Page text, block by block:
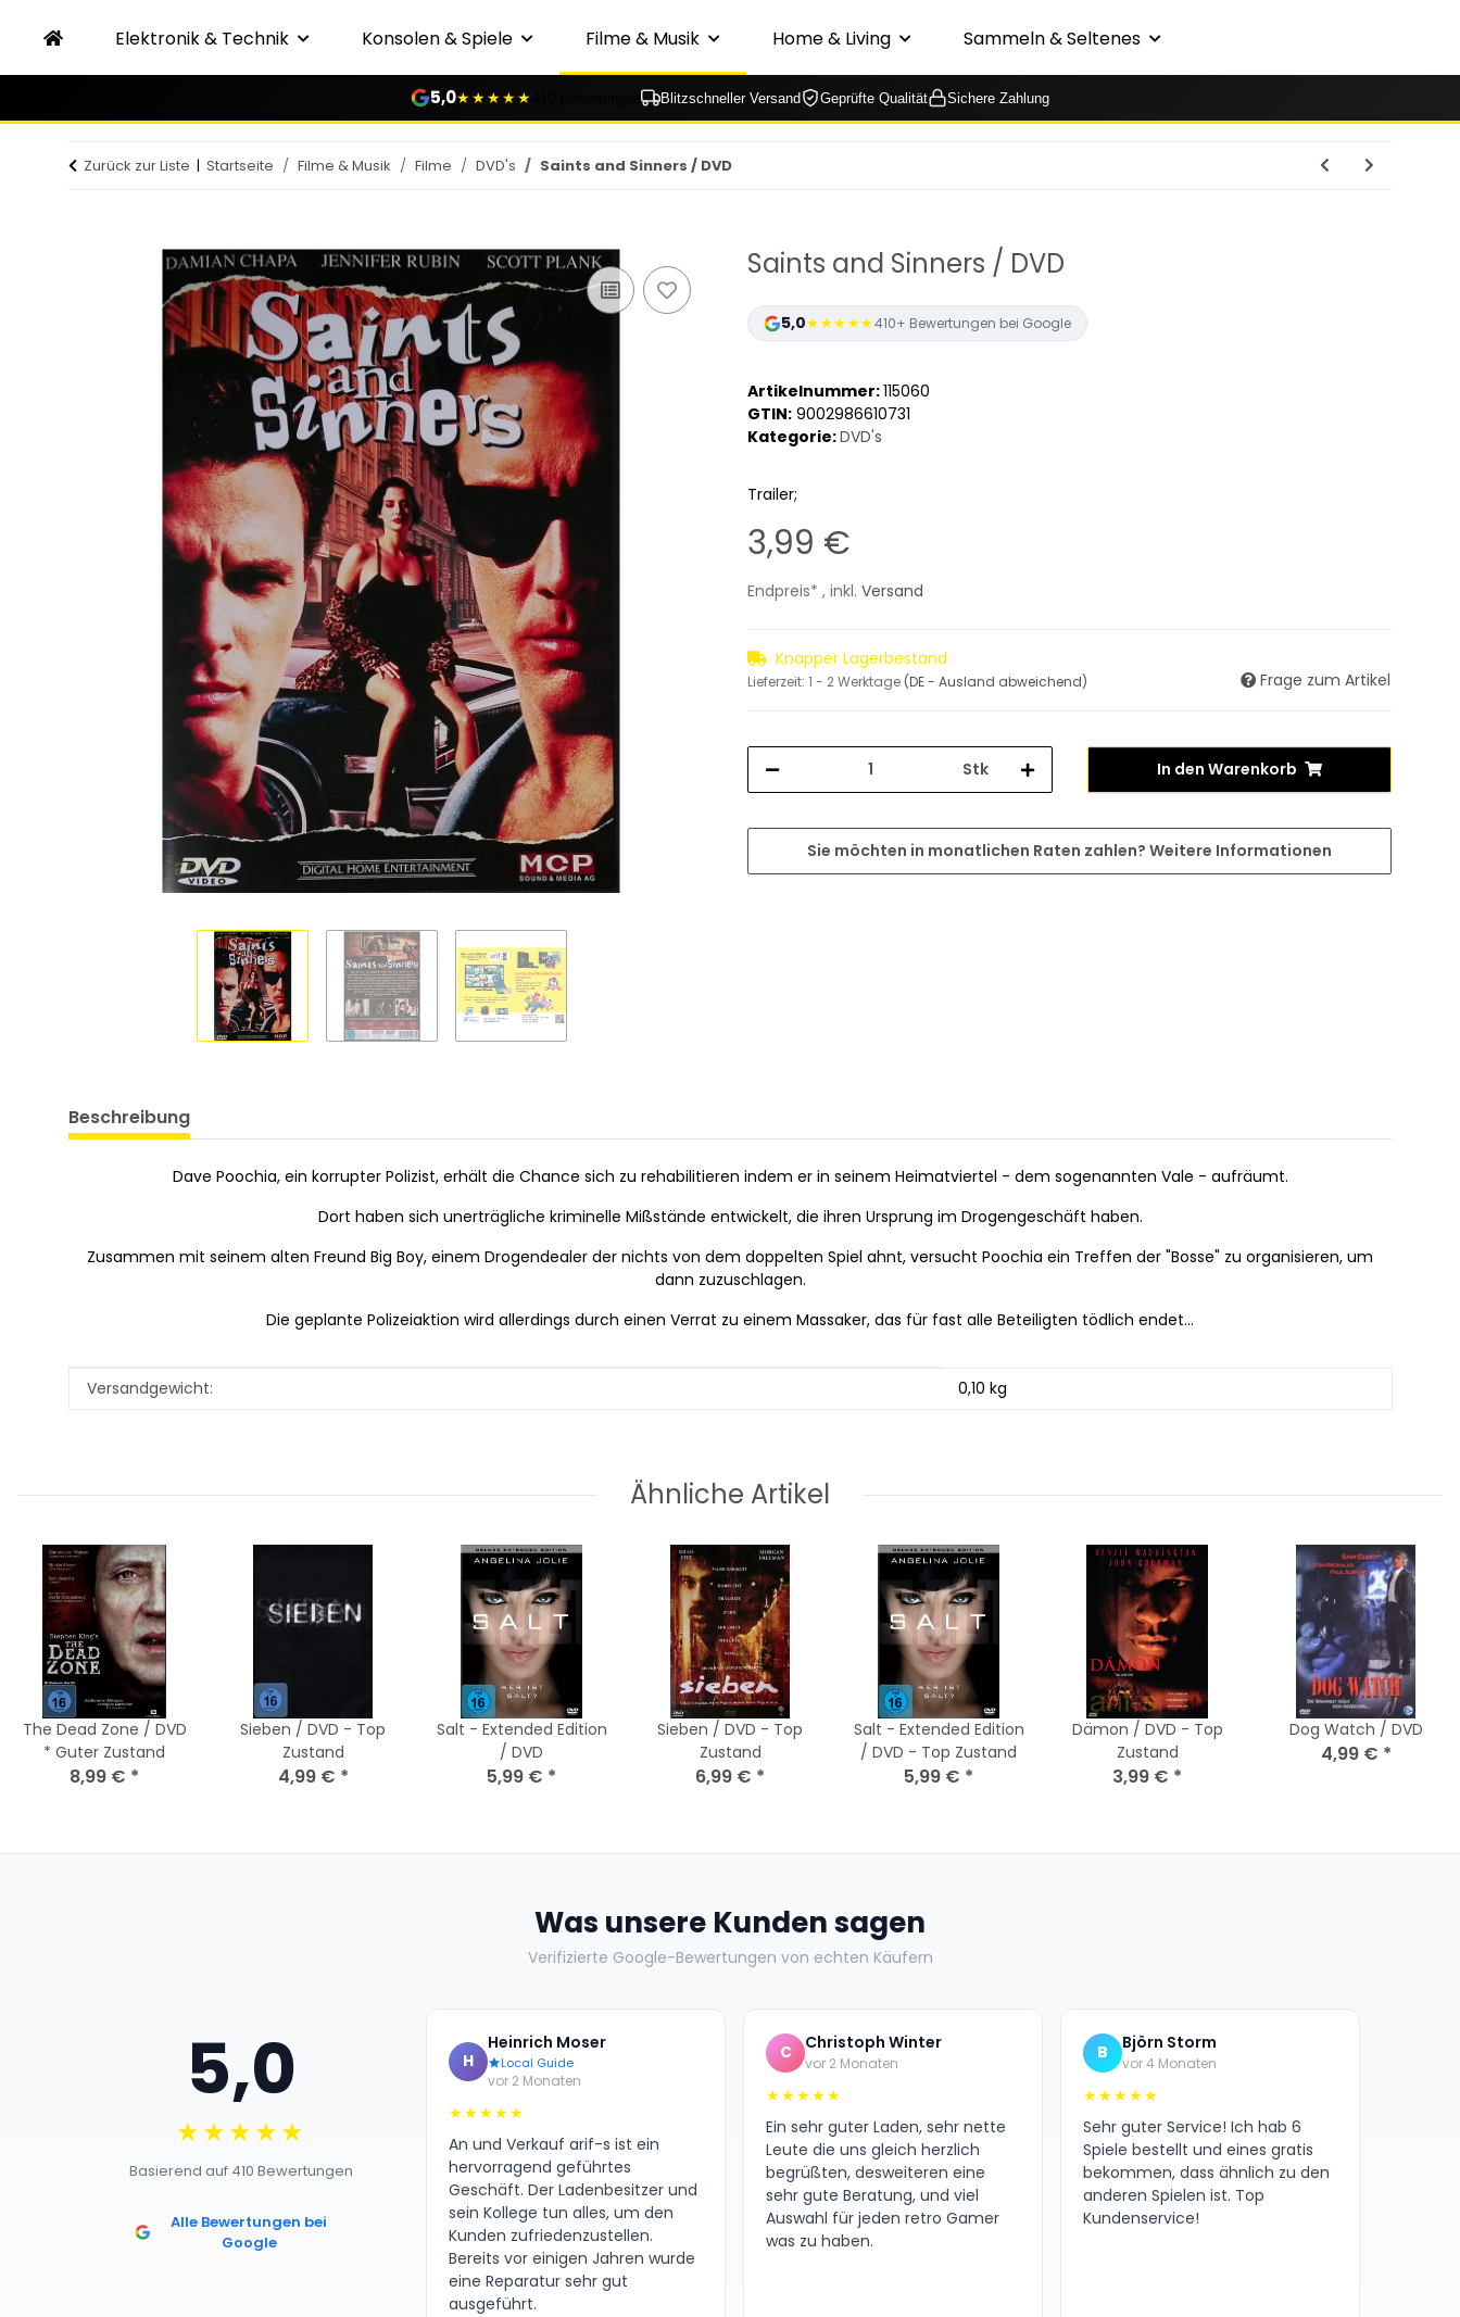
Elektronik & Technik Konsolen & Spiele Filme & Musik Home & Living Sammeln & Seltenes
5,0★★★★★ Blitzschneller Versand Geprüfte Qualität Sichere Zahlung
Zurück zur Liste Startseite Filme & Musik Filme DVD's Saints and Sinners / DVD
Saints and Sinners / DVD
5,0★★★★★410+ Bewertungen bei Google
Artikelnummer:115060
GTIN: 9002986610731
Kategorie:DVD's
Trailer;
3,99 €
Endpreis* , inkl. Versand
Knapper Lagerbestand
Lieferzeit: 1 - 2 Werktage (DE - Ausland abweichend) Frage zum Artikel
Stk In den Warenkorb
Sie möchten in monatlichen Raten zahlen? Weitere Informationen
Beschreibung
Dave Poochia, ein korrupter Polizist, erhält die Chance sich zu rehabilitieren indem er in seinem Heimatviertel - dem sogenannten Vale - aufräumt.
Dort haben sich unerträgliche kriminelle Mißstände entwickelt, die ihren Ursprung im Drogengeschäft haben.
Zusammen mit seinem alten Freund Big Boy, einem Drogendealer der nichts von dem doppelten Spiel ahnt, versucht Poochia ein Treffen der "Bosse" zu organisieren, um
dann zuzuschlagen.
Die geplante Polizeiaktion wird allerdings durch einen Verrat zu einem Massaker, das für fast alle Beteiligten tödlich endet...
Produkteigenschaft
Wert
Versandgewicht: 0,10 kg
Ähnliche Artikel
The Dead Zone / DVD
* Guter Zustand
8,99 € *
Sieben / DVD - Top
Zustand
4,99 € *
Salt - Extended Edition
/ DVD
5,99 € *
Sieben / DVD - Top
Zustand
6,99 € *
Salt - Extended Edition
/ DVD - Top Zustand
5,99 € *
Dämon / DVD - Top
Zustand
3,99 € *
Dog Watch / DVD
4,99 € *
Was unsere Kunden sagen
Verifizierte Google-Bewertungen von echten Käufern
5,0
★★★★★
Basierend auf 410 Bewertungen
Alle Bewertungen bei
Google
H
Heinrich Moser
Local Guide
vor 2 Monaten
★★★★★
An und Verkauf arif-s ist ein
hervorragend geführtes
Geschäft. Der Ladenbesitzer und
sein Kollege tun alles, um den
Kunden zufriedenzustellen.
Bereits vor einigen Jahren wurde
eine Reparatur sehr gut
ausgeführt.
C Christoph Winter
vor 2 Monaten
★★★★★
Ein sehr guter Laden, sehr nette
Leute die uns gleich herzlich
begrüßten, desweiteren eine
sehr gute Beratung, und viel
Auswahl für jeden retro Gamer
was zu haben.
B Björn Storm
vor 4 Monaten
★★★★★
Sehr guter Service! Ich hab 6
Spiele bestellt und eines gratis
bekommen, dass ähnlich zu den
anderen Spielen ist. Top
Kundenservice!